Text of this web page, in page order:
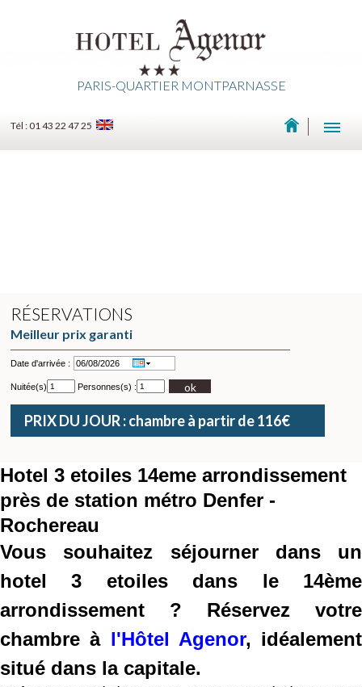
PARIS-QUARTIER MONTPARNASSE
Tél : 01 43 22 47 25
RÉSERVATIONS
Meilleur prix garanti
Date d'arrivée :
Nuitée(s) Personnes(s) : ok
PRIX DU JOUR : chambre à partir de 116€
Hotel 3 etoiles 14eme arrondissement
près de station métro Denfer -
Rochereau
Vous souhaitez séjourner dans un
hotel 3 etoiles dans le 14ème
arrondissement ? Réservez votre
chambre à l'Hôtel Agenor, idéalement
situé dans la capitale.